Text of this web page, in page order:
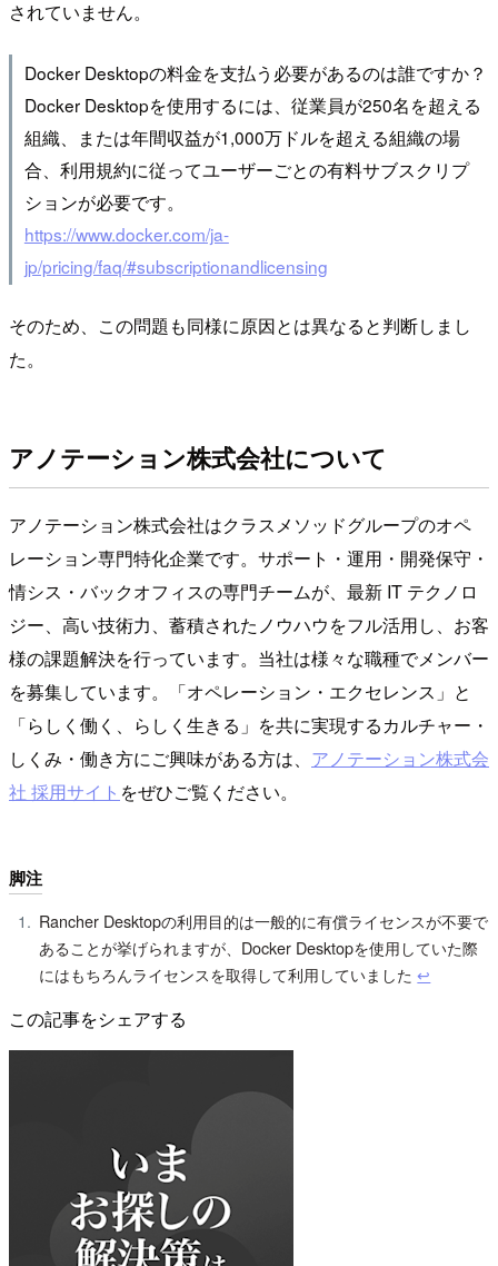
されていません。
Docker Desktopの料金を支払う必要があるのは誰ですか？
Docker Desktopを使用するには、従業員が250名を超える
組織、または年間収益が1,000万ドルを超える組織の場
合、利用規約に従ってユーザーごとの有料サブスクリプ
ションが必要です。
https://www.docker.com/ja-
jp/pricing/faq/#subscriptionandlicensing
そのため、この問題も同様に原因とは異なると判断しまし
た。
アノテーション株式会社について
アノテーション株式会社はクラスメソッドグループのオペ
レーション専門特化企業です。サポート・運用・開発保守・
情シス・バックオフィスの専門チームが、最新 IT テクノロ
ジー、高い技術力、蓄積されたノウハウをフル活用し、お客
様の課題解決を行っています。当社は様々な職種でメンバー
を募集しています。「オペレーション・エクセレンス」と
「らしく働く、らしく生きる」を共に実現するカルチャー・
しくみ・働き方にご興味がある方は、 アノテーション株式会
社 採用サイト をぜひご覧ください。
脚注
Rancher Desktopの利用目的は一般的に有償ライセンスが不要で
あることが挙げられますが、Docker Desktopを使用していた際
にはもちろんライセンスを取得して利用していました↩︎
この記事をシェアする